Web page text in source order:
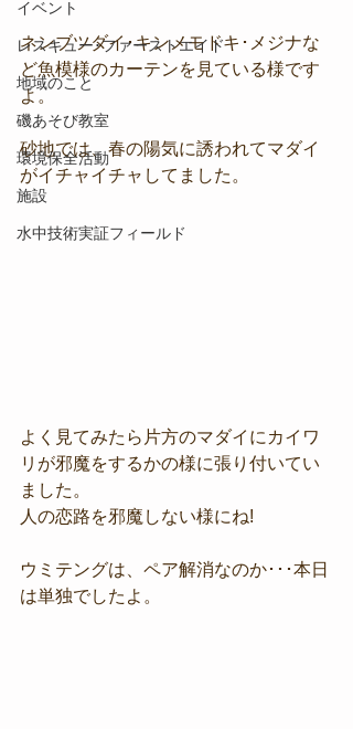
イベント
レスキュー･ファーストエイド
地域のこと
磯あそび教室
環境保全活動
施設
水中技術実証フィールド
ネンブツダイ･キンメモドキ･メジナな
ど魚模様のカーテンを見ている様です
よ。
砂地では、春の陽気に誘われてマダイ
がイチャイチャしてました。
よく見てみたら片方のマダイにカイワ
リが邪魔をするかの様に張り付いてい
ました。
人の恋路を邪魔しない様にね!
ウミテングは、ペア解消なのか･･･本日
は単独でしたよ。